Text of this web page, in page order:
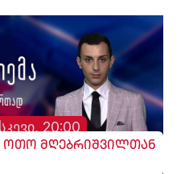
20:00
ოთო მღებრიშვილთან